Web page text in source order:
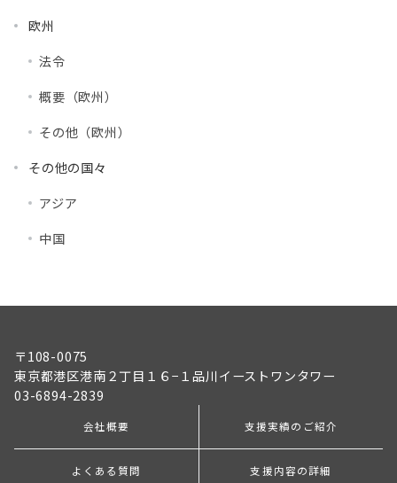
欧州
法令
概要（欧州）
その他（欧州）
その他の国々
アジア
中国
〒108-0075
東京都港区港南２丁目１６−１品川イーストワンタワー
03-6894-2839
会社概要 支援実績のご紹介
よくある質問 支援内容の詳細